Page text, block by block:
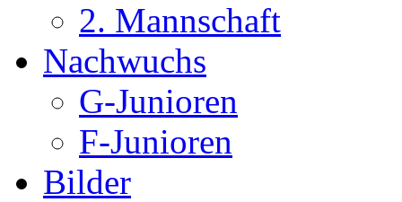
2. Mannschaft
Nachwuchs
G-Junioren
F-Junioren
Bilder